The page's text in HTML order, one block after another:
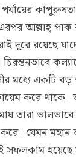
আল্লাহ্
দূরে রয়েছে
মধ্যে একটি
করে থাকে।
তারা
করে। যেমন
হয়েছে